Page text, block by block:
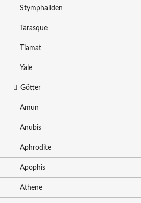
Stymphaliden
Tarasque
Tiamat
Yale
Götter
Amun
Anubis
Aphrodite
Apophis
Athene